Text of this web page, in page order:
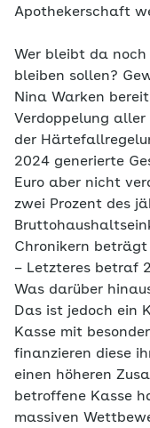
Apothekerschaft
Wer bleibt da
bleiben sollen?
Nina Warken
Verdoppelung
der
2024 generierte
Euro aber nicht
zwei Prozent des
Chronikern beträgt
– Letzteres betraf
Was darüber
Das ist jedoch ein
Kasse mit
finanzieren diese
einen höheren
betroffene Kasse
massiven